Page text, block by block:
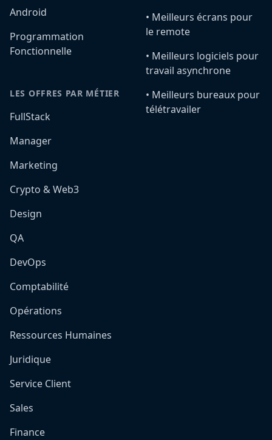
Android
Programmation
Fonctionnelle
LES OFFRES PAR MÉTIER
FullStack
Manager
Marketing
Crypto & Web3
Design
QA
DevOps
Comptabilité
Opérations
Ressources Humaines
Juridique
Service Client
Sales
Finance
•️ Meilleurs écrans pour
le remote
•️ Meilleurs logiciels pour
travail asynchrone
•️ Meilleurs bureaux pour
télétravailer